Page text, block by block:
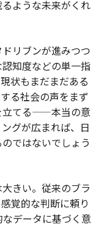
ような未来がくれ
リブンが進みつつ
知度などの単一指
状もまだまだある
る社会の声をまず
立てる——本当の意
グが広まれば、日
ではないでしょう
きい。従来のブラ
覚的な判断に頼り
データに基づく意